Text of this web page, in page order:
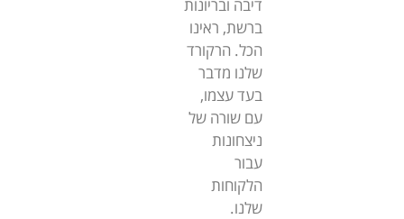
דיבה ובריונות
ברשת, ראינו
הכל. הרקורד
שלנו מדבר
בעד עצמו,
עם שורה של
ניצחונות
עבור
הלקוחות
שלנו.